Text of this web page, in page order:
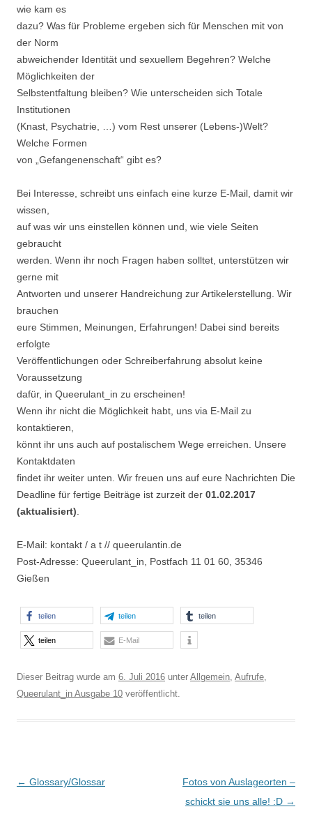
wie kam es
dazu? Was für Probleme ergeben sich für Menschen mit von
der Norm
abweichender Identität und sexuellem Begehren? Welche
Möglichkeiten der
Selbstentfaltung bleiben? Wie unterscheiden sich Totale
Institutionen
(Knast, Psychatrie, …) vom Rest unserer (Lebens-)Welt?
Welche Formen
von „Gefangenenschaft“ gibt es?
Bei Interesse, schreibt uns einfach eine kurze E-Mail, damit wir
wissen,
auf was wir uns einstellen können und, wie viele Seiten
gebraucht
werden. Wenn ihr noch Fragen haben solltet, unterstützen wir
gerne mit
Antworten und unserer Handreichung zur Artikelerstellung. Wir
brauchen
eure Stimmen, Meinungen, Erfahrungen! Dabei sind bereits
erfolgte
Veröffentlichungen oder Schreiberfahrung absolut keine
Voraussetzung
dafür, in Queerulant_in zu erscheinen!
Wenn ihr nicht die Möglichkeit habt, uns via E-Mail zu
kontaktieren,
könnt ihr uns auch auf postalischem Wege erreichen. Unsere
Kontaktdaten
findet ihr weiter unten. Wir freuen uns auf eure Nachrichten Die
Deadline für fertige Beiträge ist zurzeit der 01.02.2017
(aktualisiert).
E-Mail: kontakt / a t // queerulantin.de
Post-Adresse: Queerulant_in, Postfach 11 01 60, 35346
Gießen
teilen teilen teilen
teilen E-Mail
Dieser Beitrag wurde am 6. Juli 2016 unter Allgemein, Aufrufe,
Queerulant_in Ausgabe 10 veröffentlicht.
Beitrags-
← Glossary/Glossar
Fotos von Auslageorten –
schickt sie uns alle! :D →